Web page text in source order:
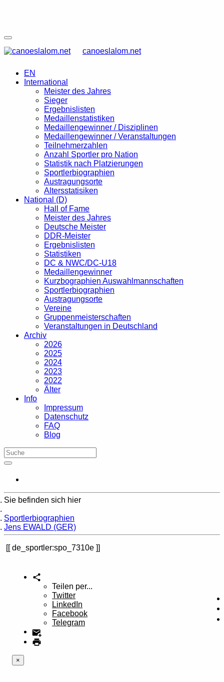
canoeslalom.net
EN
International
Meister des Jahres
Sieger
Ergebnislisten
Medaillenstatistiken
Medaillengewinner / Disziplinen
Medaillengewinner / Veranstaltungen
Teilnehmerzahlen
Anzahl Sportler pro Nation
Statistik nach Platzierungen
Sportlerbiographien
Austragungsorte
Altersstatisiken
National (D)
Hall of Fame
Meister des Jahres
Deutsche Meister
DDR-Meister
Ergebnislisten
Statistiken
DC & NWC/DC-U18
Medaillengewinner
Kurzbographien Auswahlmannschaften
Sportlerbiographien
Austragungsorte
Vereine
Gruppenmeisterschaften
Veranstaltungen in Deutschland
Archiv
2026
2025
2024
2023
2022
Älter
Info
Impressum
Datenschutz
FAQ
Blog
Sie befinden sich hier
Sportlerbiographien
Jens EWALD (GER)
de_sportler:spo_7310e
Teilen per...
Twitter
LinkedIn
Facebook
Telegram
×